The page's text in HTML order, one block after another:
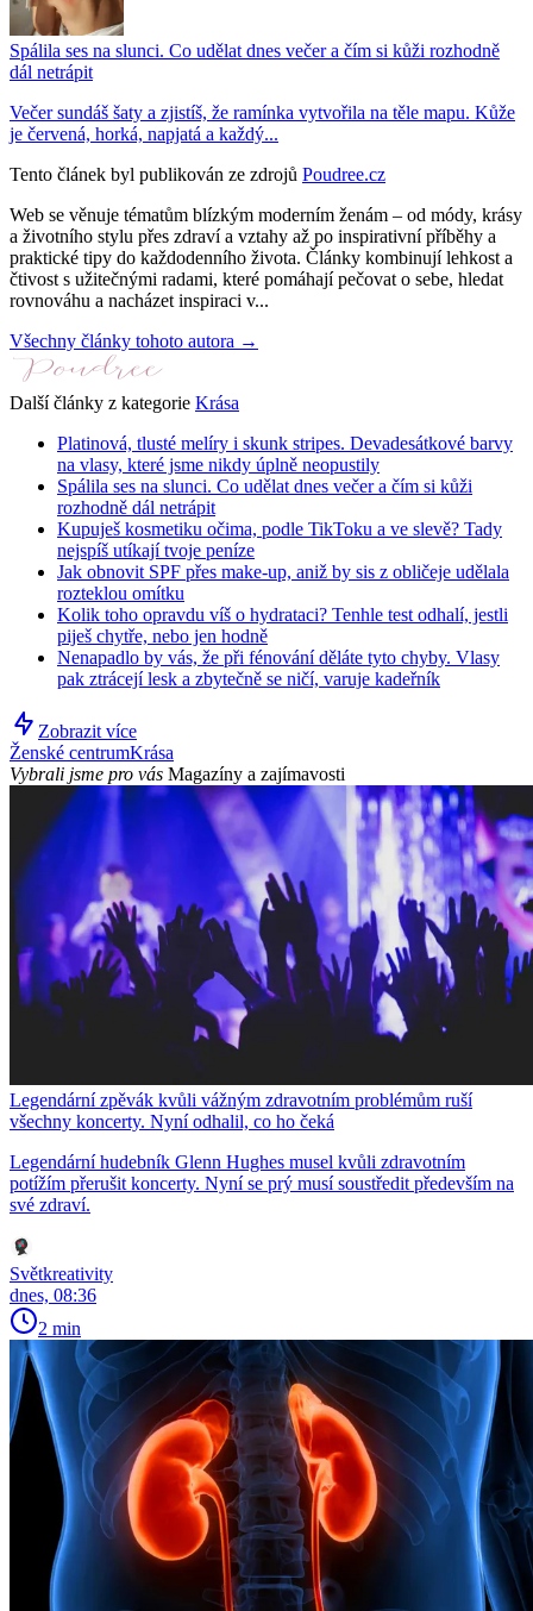
Spálila ses na slunci. Co udělat dnes večer a čím si kůži rozhodně
dál netrápit
Večer sundáš šaty a zjistíš, že ramínka vytvořila na těle mapu. Kůže
je červená, horká, napjatá a každý...
Tento článek byl publikován ze zdrojů Poudree.cz
Web se věnuje tématům blízkým moderním ženám – od módy, krásy
a životního stylu přes zdraví a vztahy až po inspirativní příběhy a
praktické tipy do každodenního života. Články kombinují lehkost a
čtivost s užitečnými radami, které pomáhají pečovat o sebe, hledat
rovnováhu a nacházet inspiraci v...
Všechny články tohoto autora →
Další články z kategorie Krása
Platinová, tlusté melíry i skunk stripes. Devadesátkové barvy
na vlasy, které jsme nikdy úplně neopustily
Spálila ses na slunci. Co udělat dnes večer a čím si kůži
rozhodně dál netrápit
Kupuješ kosmetiku očima, podle TikToku a ve slevě? Tady
nejspíš utíkají tvoje peníze
Jak obnovit SPF přes make-up, aniž by sis z obličeje udělala
rozteklou omítku
Kolik toho opravdu víš o hydrataci? Tenhle test odhalí, jestli
piješ chytře, nebo jen hodně
Nenapadlo by vás, že při fénování děláte tyto chyby. Vlasy
pak ztrácejí lesk a zbytečně se ničí, varuje kadeřník
Zobrazit více
Ženské centrumKrása
Vybrali jsme pro vás Magazíny a zajímavosti
Legendární zpěvák kvůli vážným zdravotním problémům ruší
všechny koncerty. Nyní odhalil, co ho čeká
Legendární hudebník Glenn Hughes musel kvůli zdravotním
potížím přerušit koncerty. Nyní se prý musí soustředit především na
své zdraví.
Světkreativity
dnes, 08:36
2 min